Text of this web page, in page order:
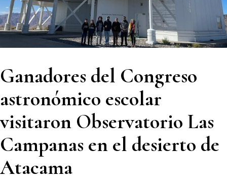
Ganadores del Congreso
astronómico escolar
visitaron Observatorio Las
Campanas en el desierto de
Atacama